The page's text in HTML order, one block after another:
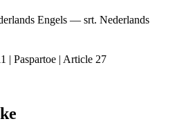
Engels — srt. Nederlands
| Paspartoe | Article 27